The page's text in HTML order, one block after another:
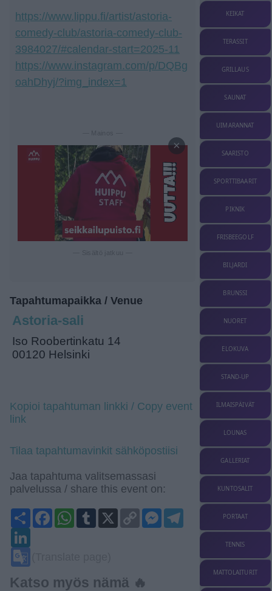
https://www.lippu.fi/artist/astoria-
comedy-club/astoria-comedy-club-
3984027/#calendar-start=2025-11
https://www.instagram.com/p/DQBg
oahDhyj/?img_index=1
— Mainos —
×
Tapahtumapaikka / Venue
Astoria-sali
Iso Roobertinkatu 14
00120 Helsinki
Kopioi tapahtuman linkki / Copy event
link
Tilaa tapahtumavinkit sähköpostiisi
Jaa tapahtuma valitsemassasi
palvelussa / share this event on:
ShareFacebookWhatsApp
Tumblr
X
Copy
Link
MessengerTelegram
Katso myös nämä 🔥
KEIKAT
TERASSIT
GRILLAUS
SAUNAT
UIMARANNAT
SAARISTO
SPORTTIBAARIT
PIKNIK
FRISBEEGOLF
BILJARDI
BRUNSSI
NUORET
ELOKUVA
STAND-UP
ILMAISPÄIVÄT
LOUNAS
GALLERIAT
KUNTOSALIT
PORTAAT
TENNIS
MATTOLAITURIT